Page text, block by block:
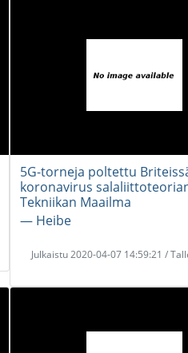
5G-torneja poltettu
koronavirus
Tekniikan Maailma
― Heibe
Julkaistu 2020-04-07 14:59:21 /